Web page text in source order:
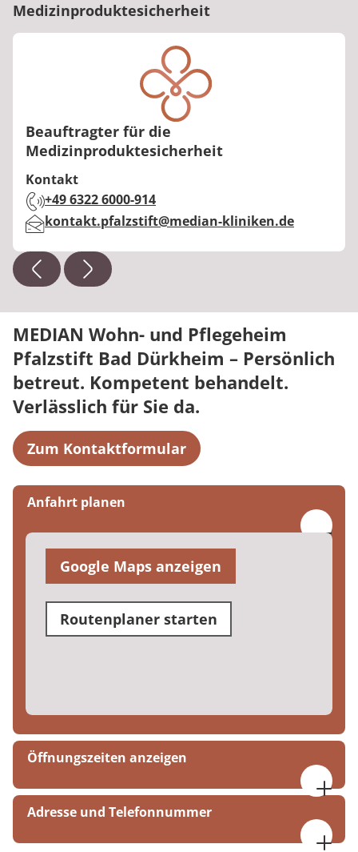
Medizinproduktesicherheit
Beauftragter für die
Medizinproduktesicherheit
Kontakt
Telefon:
+49 6322 6000-914
E-Mail:kontakt.pfalzstift@median-kliniken.de
MEDIAN Wohn- und Pflegeheim
Pfalzstift Bad Dürkheim – Persönlich
betreut. Kompetent behandelt.
Verlässlich für Sie da.
Zum Kontaktformular
Anfahrt planen
Google Maps anzeigen
Routenplaner starten
Öffnungszeiten anzeigen
09:00-16:00
Adresse und Telefonnummer